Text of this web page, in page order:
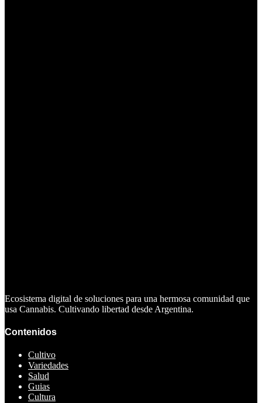
Ecosistema digital de soluciones para una hermosa comunidad que
usa Cannabis. Cultivando libertad desde Argentina.
Contenidos
Cultivo
Variedades
Salud
Guias
Cultura